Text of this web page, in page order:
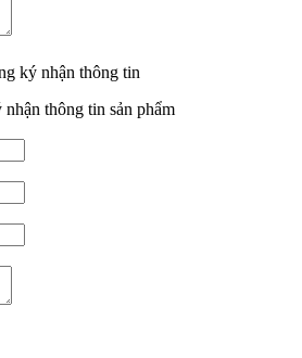
ký nhận thông tin
thông tin sản phẩm